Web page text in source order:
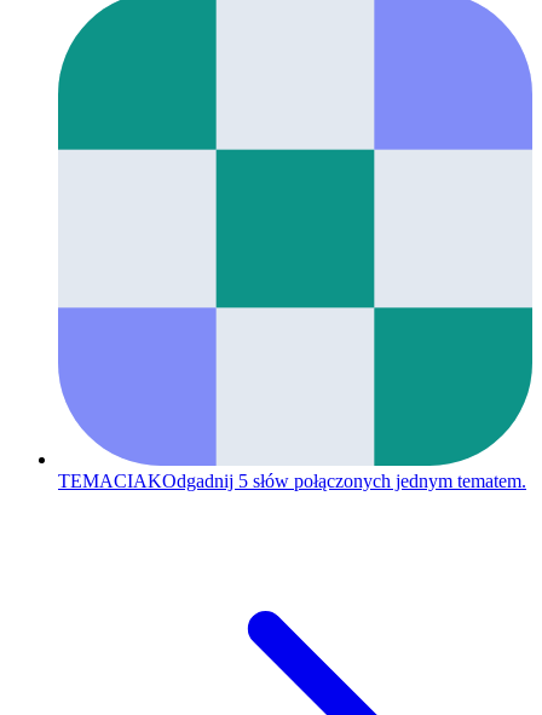
TEMACIAKOdgadnij 5 słów połączonych jednym tematem.